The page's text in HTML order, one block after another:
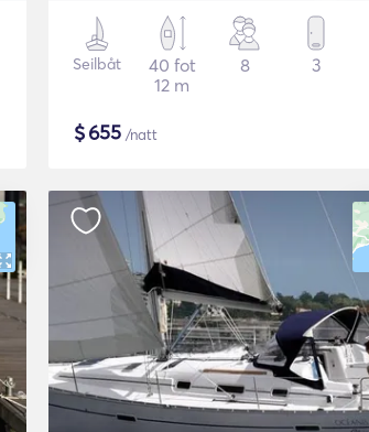
Seilbåt
40 fot
12 m
8 3
$655 /natt